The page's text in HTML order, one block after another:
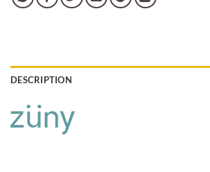
DESCRIPTION